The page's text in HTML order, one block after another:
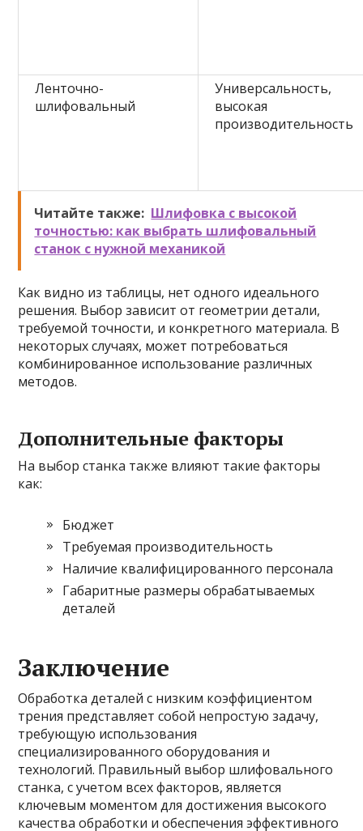
Ленточно-
шлифовальный
Универсальность,
высокая
производительность
Читайте также: Шлифовка с высокой
точностью: как выбрать шлифовальный
станок с нужной механикой
Как видно из таблицы, нет одного идеального
решения. Выбор зависит от геометрии детали,
требуемой точности, и конкретного материала. В
некоторых случаях, может потребоваться
комбинированное использование различных
методов.
Дополнительные факторы
На выбор станка также влияют такие факторы
как:
Бюджет
Требуемая производительность
Наличие квалифицированного персонала
Габаритные размеры обрабатываемых
деталей
Заключение
Обработка деталей с низким коэффициентом
трения представляет собой непростую задачу,
требующую использования
специализированного оборудования и
технологий. Правильный выбор шлифовального
станка, с учетом всех факторов, является
ключевым моментом для достижения высокого
качества обработки и обеспечения эффективного